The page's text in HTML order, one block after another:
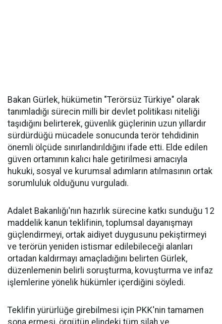
Bakan Gürlek, hükümetin "Terörsüz Türkiye" olarak
tanımladığı sürecin milli bir devlet politikası niteliği
taşıdığını belirterek, güvenlik güçlerinin uzun yıllardır
sürdürdüğü mücadele sonucunda terör tehdidinin
önemli ölçüde sınırlandırıldığını ifade etti. Elde edilen
güven ortamının kalıcı hale getirilmesi amacıyla
hukuki, sosyal ve kurumsal adımların atılmasının ortak
sorumluluk olduğunu vurguladı.
Adalet Bakanlığı'nın hazırlık sürecine katkı sunduğu 12
maddelik kanun teklifinin, toplumsal dayanışmayı
güçlendirmeyi, ortak aidiyet duygusunu pekiştirmeyi
ve terörün yeniden istismar edilebileceği alanları
ortadan kaldırmayı amaçladığını belirten Gürlek,
düzenlemenin belirli soruşturma, kovuşturma ve infaz
işlemlerine yönelik hükümler içerdiğini söyledi.
Teklifin yürürlüğe girebilmesi için PKK'nin tamamen